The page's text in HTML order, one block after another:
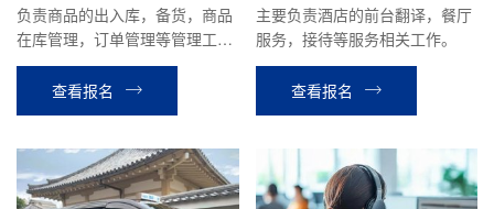
负责商品的出入库，备货，商品
在库管理，订单管理等管理工
作。 负责物流中心系统的管理，
兼职及留学生，技能实习生等的
人员管理，翻译等 今后有机会转
能力)
查看报名
主要负责酒店的前台翻译，餐厅
服务，接待等服务相关工作。
查看报名